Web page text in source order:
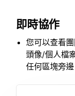
即時協作
您可以查看
頭像/個人檔
任何區塊旁